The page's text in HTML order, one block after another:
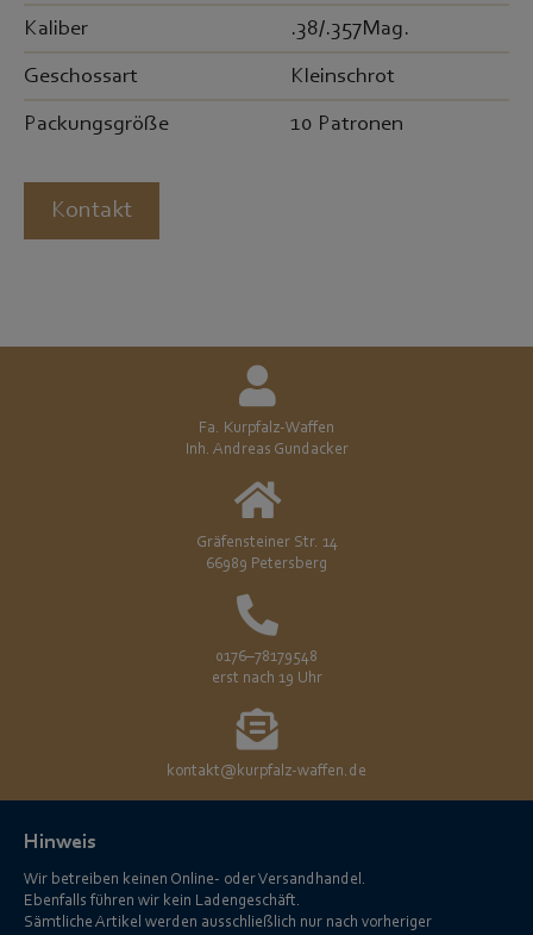
Kaliber .38/.357Mag.
Geschossart Kleinschrot
Packungsgröße 10 Patronen
Kontakt
Fa. Kurpfalz-Waffen
Inh. Andreas Gundacker
Gräfensteiner Str. 14
66989 Petersberg
0176–78179548
erst nach 19 Uhr
kontakt@kurpfalz-waffen.de
Hinweis
Wir betreiben keinen Online- oder Versandhandel.
Ebenfalls führen wir kein Ladengeschäft.
Sämtliche Artikel werden ausschließlich nur nach vorheriger